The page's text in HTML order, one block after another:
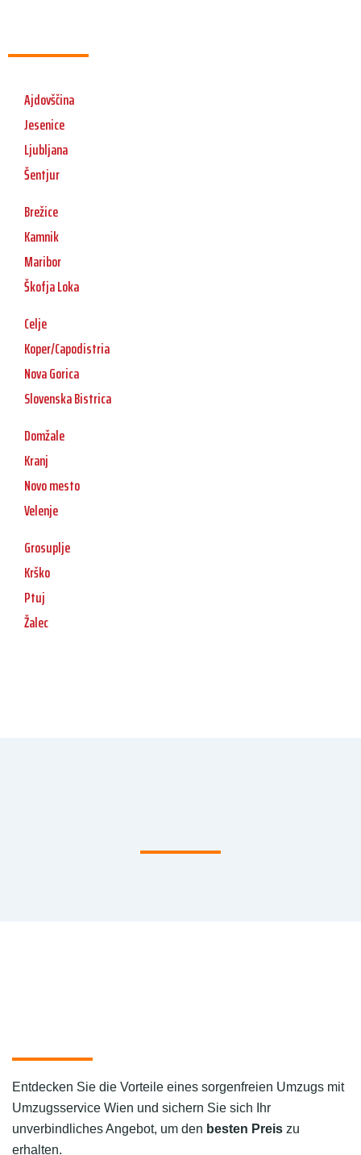
Ajdovščina
Jesenice
Ljubljana
Šentjur
Brežice
Kamnik
Maribor
Škofja Loka
Celje
Koper/Capodistria
Nova Gorica
Slovenska Bistrica
Domžale
Kranj
Novo mesto
Velenje
Grosuplje
Krško
Ptuj
Žalec
Entdecken Sie die Vorteile eines sorgenfreien Umzugs mit
Umzugsservice Wien und sichern Sie sich Ihr
unverbindliches Angebot, um den besten Preis zu
erhalten.